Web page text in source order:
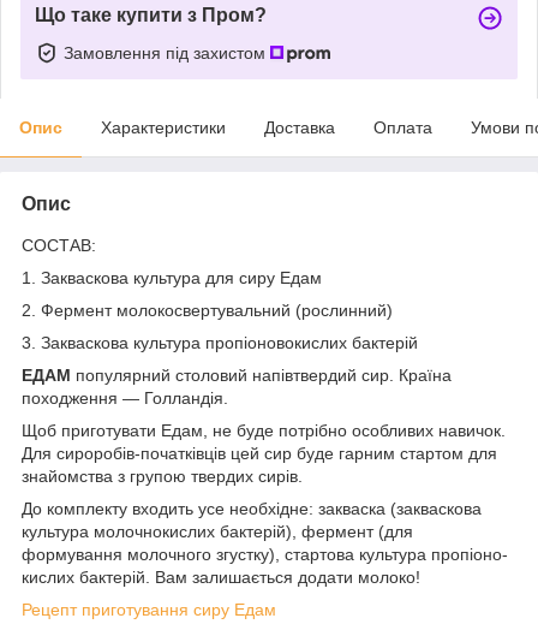
Що таке купити з Пром?
Замовлення під захистом
Опис Характеристики Доставка Оплата Умови
Опис
СОСТАВ:
1. Закваскова культура для сиру Едам
2. Фермент молокосвертувальний (рослинний)
3. Закваскова культура пропіоновокислих бактерій
ЕДАМ популярний столовий напівтвердий сир. Країна
походження — Голландія.
Щоб приготувати Едам, не буде потрібно особливих навичок.
Для сироробів-початківців цей сир буде гарним стартом для
знайомства з групою твердих сирів.
До комплекту входить усе необхідне: закваска (закваскова
культура молочнокислих бактерій), фермент (для
формування молочного згустку), стартова культура пропіоно-
кислих бактерій. Вам залишається додати молоко!
Рецепт приготування сиру Едам